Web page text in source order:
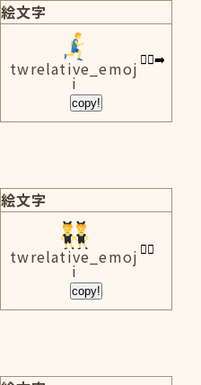
絵文字
twrelative_emoj
i
copy!
絵文字
twrelative_emoj
i
copy!